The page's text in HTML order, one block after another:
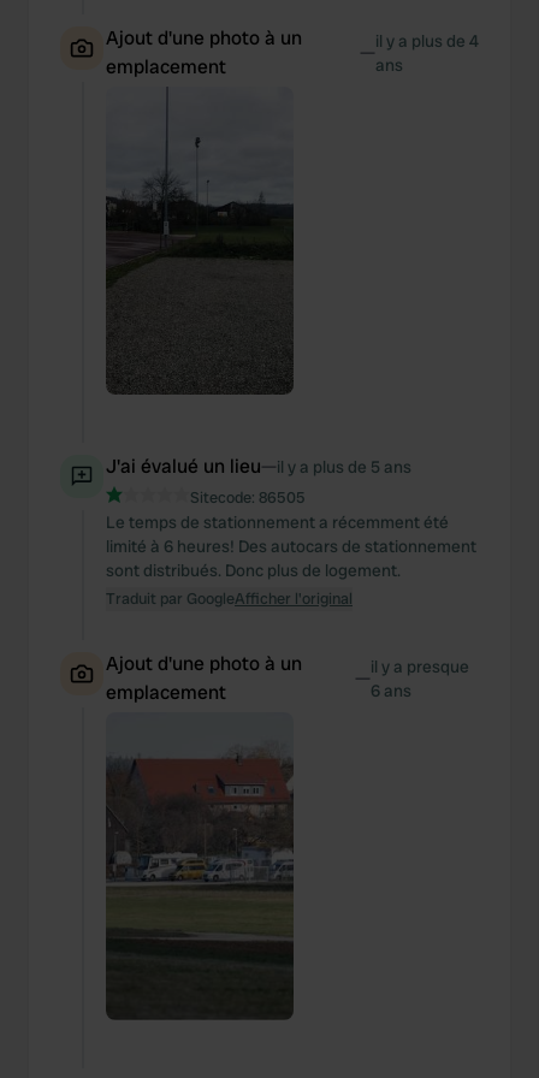
Ajout d'une photo à un
emplacement
—il y a plus de 4
ans
J'ai évalué un lieu—il y a plus de 5 ans
Sitecode: 86505
Le temps de stationnement a récemment été
limité à 6 heures! Des autocars de stationnement
sont distribués. Donc plus de logement.
Traduit par GoogleAfficher l'original
Ajout d'une photo à un
emplacement
—il y a presque
6 ans